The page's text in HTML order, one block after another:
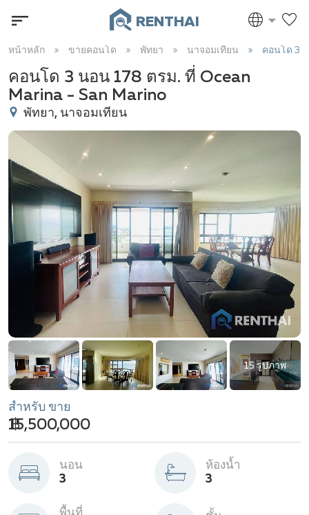
RENTHAI
หน้าหลัก ขายคอนโด พัทยา นาจอมเทียน คอนโด 3
คอนโด 3 นอน 178 ตรม. ที่ Ocean
Marina - San Marino
พัทยา, นาจอมเทียน
15 รูปภาพ
สำหรับ ขาย
฿ 15,500,000
นอน
3
ห้องน้ำ
3